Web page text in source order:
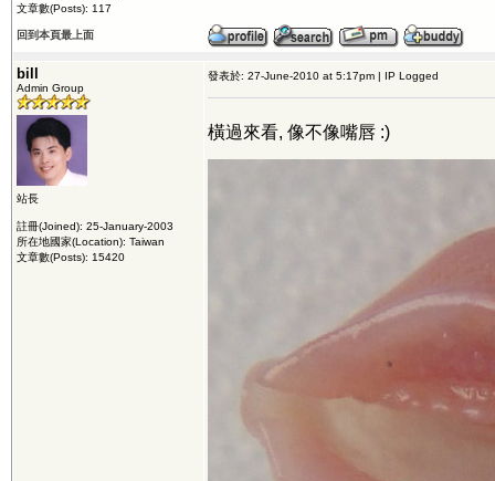
文章數(Posts): 117
回到本頁最上面
bill
Admin Group
站長
註冊(Joined): 25-January-2003
所在地國家(Location): Taiwan
文章數(Posts): 15420
發表於: 27-June-2010 at 5:17pm | IP Logged
橫過來看, 像不像嘴唇 :)